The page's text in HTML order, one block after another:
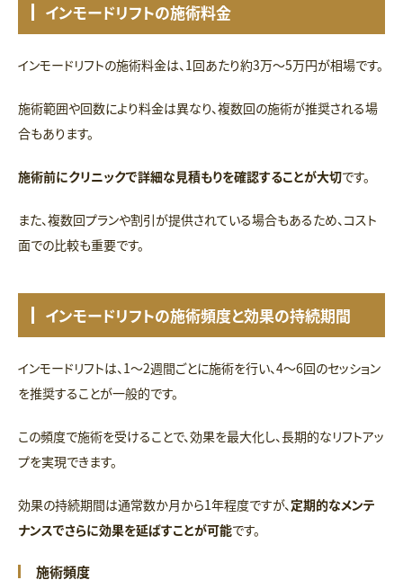
インモードリフトの施術料金
インモードリフトの施術料金は、1回あたり約3万～5万円が相場です。
施術範囲や回数により料金は異なり、複数回の施術が推奨される場
合もあります。
施術前にクリニックで詳細な見積もりを確認することが大切です。
また、複数回プランや割引が提供されている場合もあるため、コスト
面での比較も重要です。
インモードリフトの施術頻度と効果の持続期間
インモードリフトは、1～2週間ごとに施術を行い、4～6回のセッション
を推奨することが一般的です。
この頻度で施術を受けることで、効果を最大化し、長期的なリフトアッ
プを実現できます。
効果の持続期間は通常数か月から1年程度ですが、定期的なメンテ
ナンスでさらに効果を延ばすことが可能です。
施術頻度